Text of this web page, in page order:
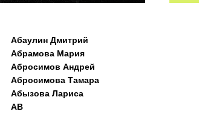
Абаулин Дмитрий
Абрамова Мария
Абросимов Андрей
Абросимова Тамара
Абызова Лариса
АВ